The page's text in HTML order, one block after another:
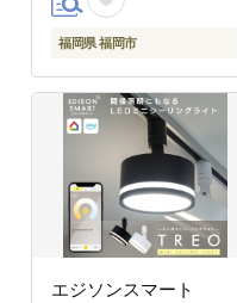
福岡県 福岡市
エジソンスマート